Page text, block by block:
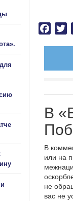
В
В
или на
не
вас не